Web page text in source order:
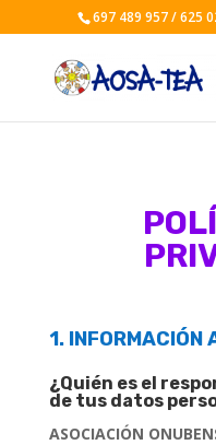
697 489 957 / 625
1. INFORMACIÓN
¿Quién es el
de tus datos
ASOCIACIÓN